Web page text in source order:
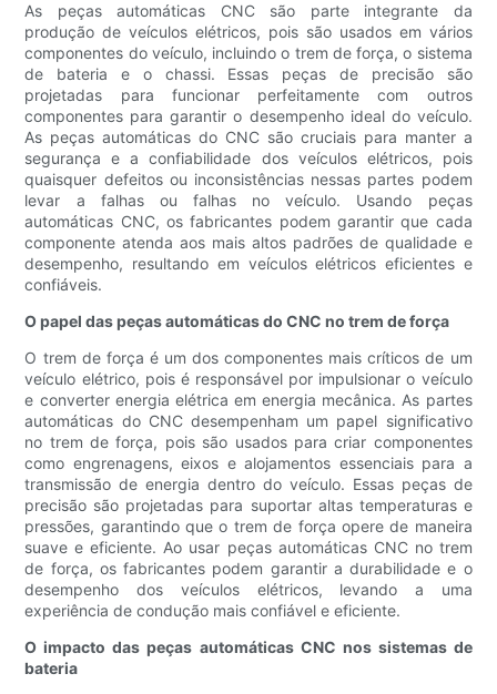
As peças automáticas CNC são parte integrante da
produção de veículos elétricos, pois são usados em vários
componentes do veículo, incluindo o trem de força, o sistema
de bateria e o chassi. Essas peças de precisão são
projetadas para funcionar perfeitamente com outros
componentes para garantir o desempenho ideal do veículo.
As peças automáticas do CNC são cruciais para manter a
segurança e a confiabilidade dos veículos elétricos, pois
quaisquer defeitos ou inconsistências nessas partes podem
levar a falhas ou falhas no veículo. Usando peças
automáticas CNC, os fabricantes podem garantir que cada
componente atenda aos mais altos padrões de qualidade e
desempenho, resultando em veículos elétricos eficientes e
confiáveis.
O papel das peças automáticas do CNC no trem de força
O trem de força é um dos componentes mais críticos de um
veículo elétrico, pois é responsável por impulsionar o veículo
e converter energia elétrica em energia mecânica. As partes
automáticas do CNC desempenham um papel significativo
no trem de força, pois são usados para criar componentes
como engrenagens, eixos e alojamentos essenciais para a
transmissão de energia dentro do veículo. Essas peças de
precisão são projetadas para suportar altas temperaturas e
pressões, garantindo que o trem de força opere de maneira
suave e eficiente. Ao usar peças automáticas CNC no trem
de força, os fabricantes podem garantir a durabilidade e o
desempenho dos veículos elétricos, levando a uma
experiência de condução mais confiável e eficiente.
O impacto das peças automáticas CNC nos sistemas de
bateria